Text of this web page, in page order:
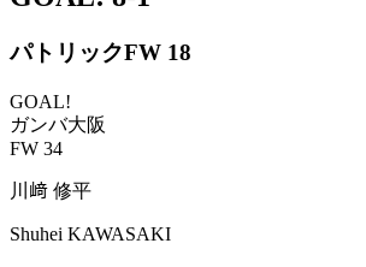
パトリックFW 18
GOAL!
ガンバ大阪
FW 34
川﨑 修平
Shuhei KAWASAKI